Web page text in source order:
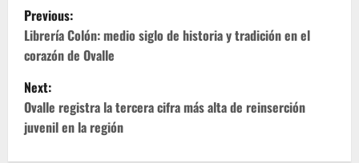
P
o
s
t
n
Previous:
Librería Colón: medio siglo de historia y tradición en el
corazón de Ovalle
Next:
Ovalle registra la tercera cifra más alta de reinserción
juvenil en la región